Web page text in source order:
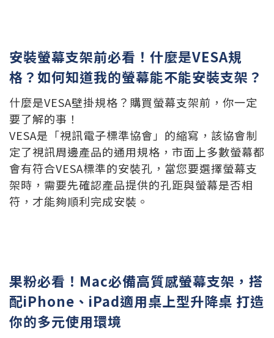
安裝螢幕支架前必看！什麼是VESA規
格？如何知道我的螢幕能不能安裝支架？
什麼是VESA壁掛規格？購買螢幕支架前，你一定
要了解的事！
VESA是「視訊電子標準協會」的縮寫，該協會制
定了視訊周邊產品的通用規格，市面上多數螢幕都
會有符合VESA標準的安裝孔，當您要選擇螢幕支
架時，需要先確認產品提供的孔距與螢幕是否相
符，才能夠順利完成安裝。
果粉必看！Mac必備高質感螢幕支架，搭
配iPhone、iPad適用桌上型升降桌 打造
你的多元使用環境